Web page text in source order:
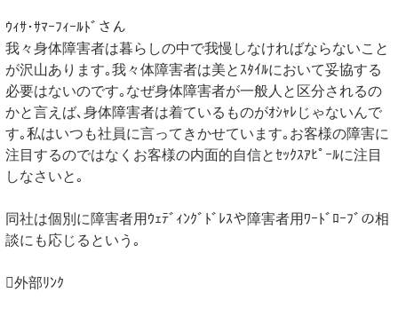
ｳｨｻ･ｻﾏｰﾌｨｰﾙﾄﾞさん
我々身体障害者は暮らしの中で我慢しなければならないこと
が沢山あります｡我々体障害者は美とｽﾀｲﾙにおいて妥協する
必要はないのです｡なぜ身体障害者が一般人と区分されるの
かと言えば､身体障害者は着ているものがｵｼｬﾚじゃないんで
す｡私はいつも社員に言ってきかせています｡お客様の障害に
注目するのではなくお客様の内面的自信とｾｯｸｽｱﾋﾟｰﾙに注目
しなさいと｡
同社は個別に障害者用ｳｪﾃﾞｨﾝｸﾞﾄﾞﾚｽや障害者用ﾜｰﾄﾞﾛｰﾌﾞの相
談にも応じるという｡
外部ﾘﾝｸ